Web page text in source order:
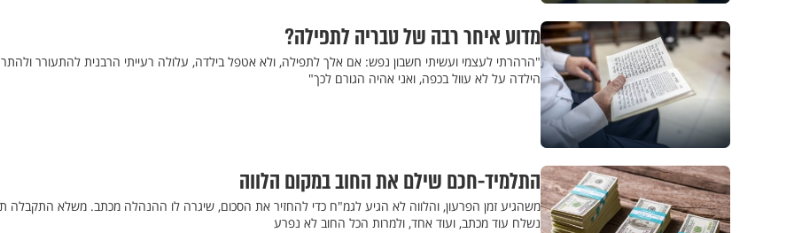
מדוע איחר רבה של טבריה לתפילה?
"הרהרתי לעצמי ועשיתי חשבון נפש: אם אלך לתפילה, ולא אטפל בילדה, עלולה רעייתי הרבנית להתעורר
הילדה על לא עוול בכפה, ואני אהיה הגורם לכך"
התלמיד-חכם שילם את החוב במקום הלווה
משהגיע זמן הפרעון, והלווה לא הגיע לגמ"ח כדי להחזיר את הסכום, שיגרה לו ההנהלה מכתב. משלא התקבלה
נשלח עוד מכתב, ועוד אחד, ולמרות הכל החוב לא נפרע